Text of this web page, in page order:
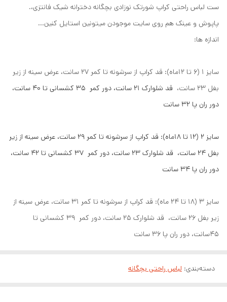
ست لباس راحتی کراپ شورتک نوزادی بچگانه دخترانه شیک فانتزی،.
پاپوش و عینک هم روی سایت موجودن میتونین استایل کنین...
اندازه ها:
سایز ۱ (۶ تا ۱۲ماه): قد کراپ از سرشونه تا کمر ۲۷ سانت، عرض سینه از زیر
بغل ۲۳ سانت،
قد شلوارک ۲۱ سانت، دور کمر ۳۵ کشسانی تا ۴۰ سانت،
دور ران پا ۳۲ سانت
سایز ۲ (۱۲ تا ۱۸ماه): قد کراپ از سرشونه تا کمر ۲۹ سانت، عرض سینه از زیر
بغل ۲۴ سانت،
قد شلوارک ۲۳ سانت، دور کمر ۳۷ کشسانی تا ۴۲ سانت،
دور ران پا ۳۴ سانت
سایز ۳ (۱۸ تا ۲۴ ماه): قد کراپ از سرشونه تا کمر ۳۱ سانت، عرض سینه از
زیر بغل ۲۶ سانت، قد شلوارک ۲۵ سانت، دور کمر ۳۹ کشسانی تا
۴۵سانت، دور ران پا ۳۶ سانت
دسته‌بندی: لباس راحتی بچگانه